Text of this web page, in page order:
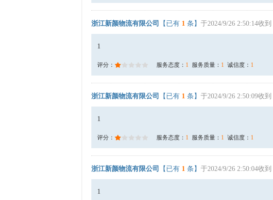
浙江新颜物流有限公司 【已有 1 条】 于2024/9/26 2:50:14收到
1
评分： 服务态度： 1 服务质量： 1 诚信度： 1
浙江新颜物流有限公司 【已有 1 条】 于2024/9/26 2:50:09收到
1
评分： 服务态度： 1 服务质量： 1 诚信度： 1
浙江新颜物流有限公司 【已有 1 条】 于2024/9/26 2:50:04收到
1